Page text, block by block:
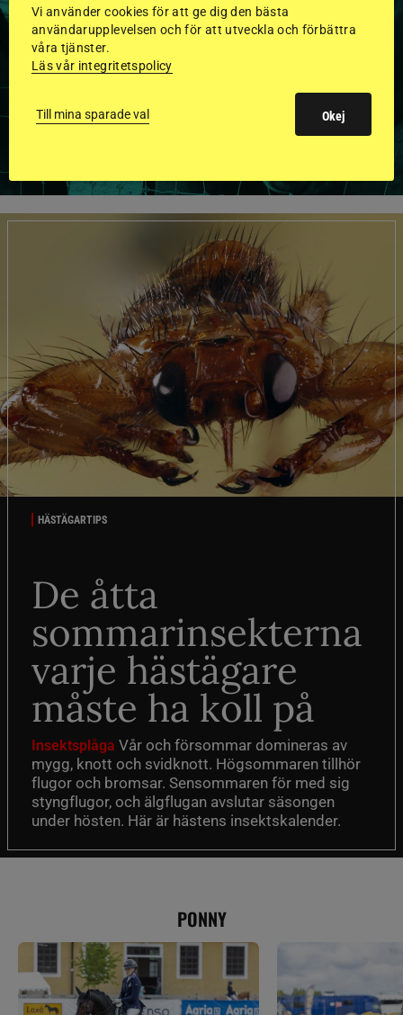
FLERA KATEGORIER MED
BILDER OCH FAKTA
HÄSTÄGARTIPS
De åtta
sommarinsekterna
varje hästägare
måste ha koll på
Insektsplåga Vår och försommar domineras av
mygg, knott och svidknott. Högsommaren tillhör
flugor och bromsar. Sensommaren för med sig
styngflugor, och älgflugan avslutar säsongen
under hösten. Här är hästens insektskalender.
PONNY
Vi använder cookies för att ge dig den bästa
användarupplevelsen och för att utveckla och förbättra
våra tjänster.
Läs vår integritetspolicy
Till mina sparade val Okej